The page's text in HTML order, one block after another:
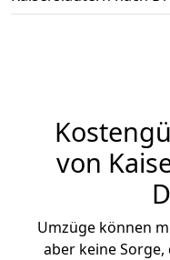
von
Umzüge können
aber keine